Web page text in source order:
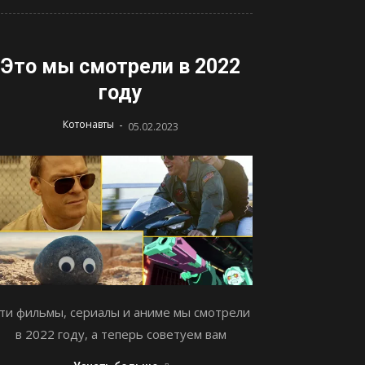
Это мы смотрели в 2022
году
Котонавты - 05.02.2023
фильмы, сериалы и аниме мы смотрели
в 2022 году, а теперь советуем вам